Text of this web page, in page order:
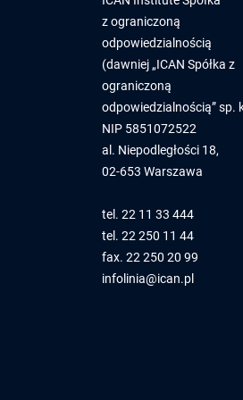
z ograniczoną
odpowiedzialnością
(dawniej „ICAN Spółka z
ograniczoną
odpowiedzialnością” sp.
NIP 5851072522
al. Niepodległości 18,
02-653 Warszawa
tel. 22 11 33 444
tel. 22 250 11 44
fax. 22 250 20 99
infolinia@ican.pl